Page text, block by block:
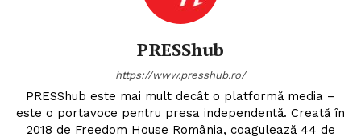
PRESShub
https://www.presshub.ro/
PRESShub este mai mult decât o platformă media –
este o portavoce pentru presa independentă. Creată în
2018 de Freedom House România, coagulează 44 de